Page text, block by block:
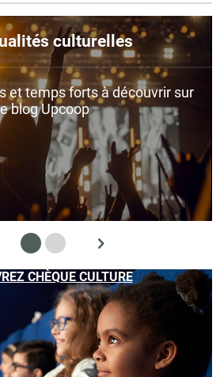
culturelles
et temps forts à découvrir sur
blog Upcoop
CHÈQUE CULTURE